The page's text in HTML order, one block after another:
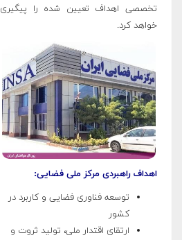
تخصصی اهداف تعیین شده را پیگیری
خواهد کرد.
اهداف راهبردی مرکز ملی فضایی:
توسعه فناوری فضایی و کاربرد در
کشور
ارتقای اقتدار ملی، تولید ثروت و